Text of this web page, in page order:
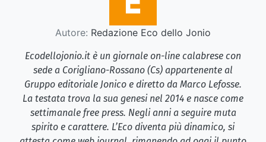
Autore: Redazione Eco dello Jonio
Ecodellojonio.it è un giornale on-line calabrese con
sede a Corigliano-Rossano (Cs) appartenente al
Gruppo editoriale Jonico e diretto da Marco Lefosse.
La testata trova la sua genesi nel 2014 e nasce come
settimanale free press. Negli anni a seguire muta
spirito e carattere. L’Eco diventa più dinamico, si